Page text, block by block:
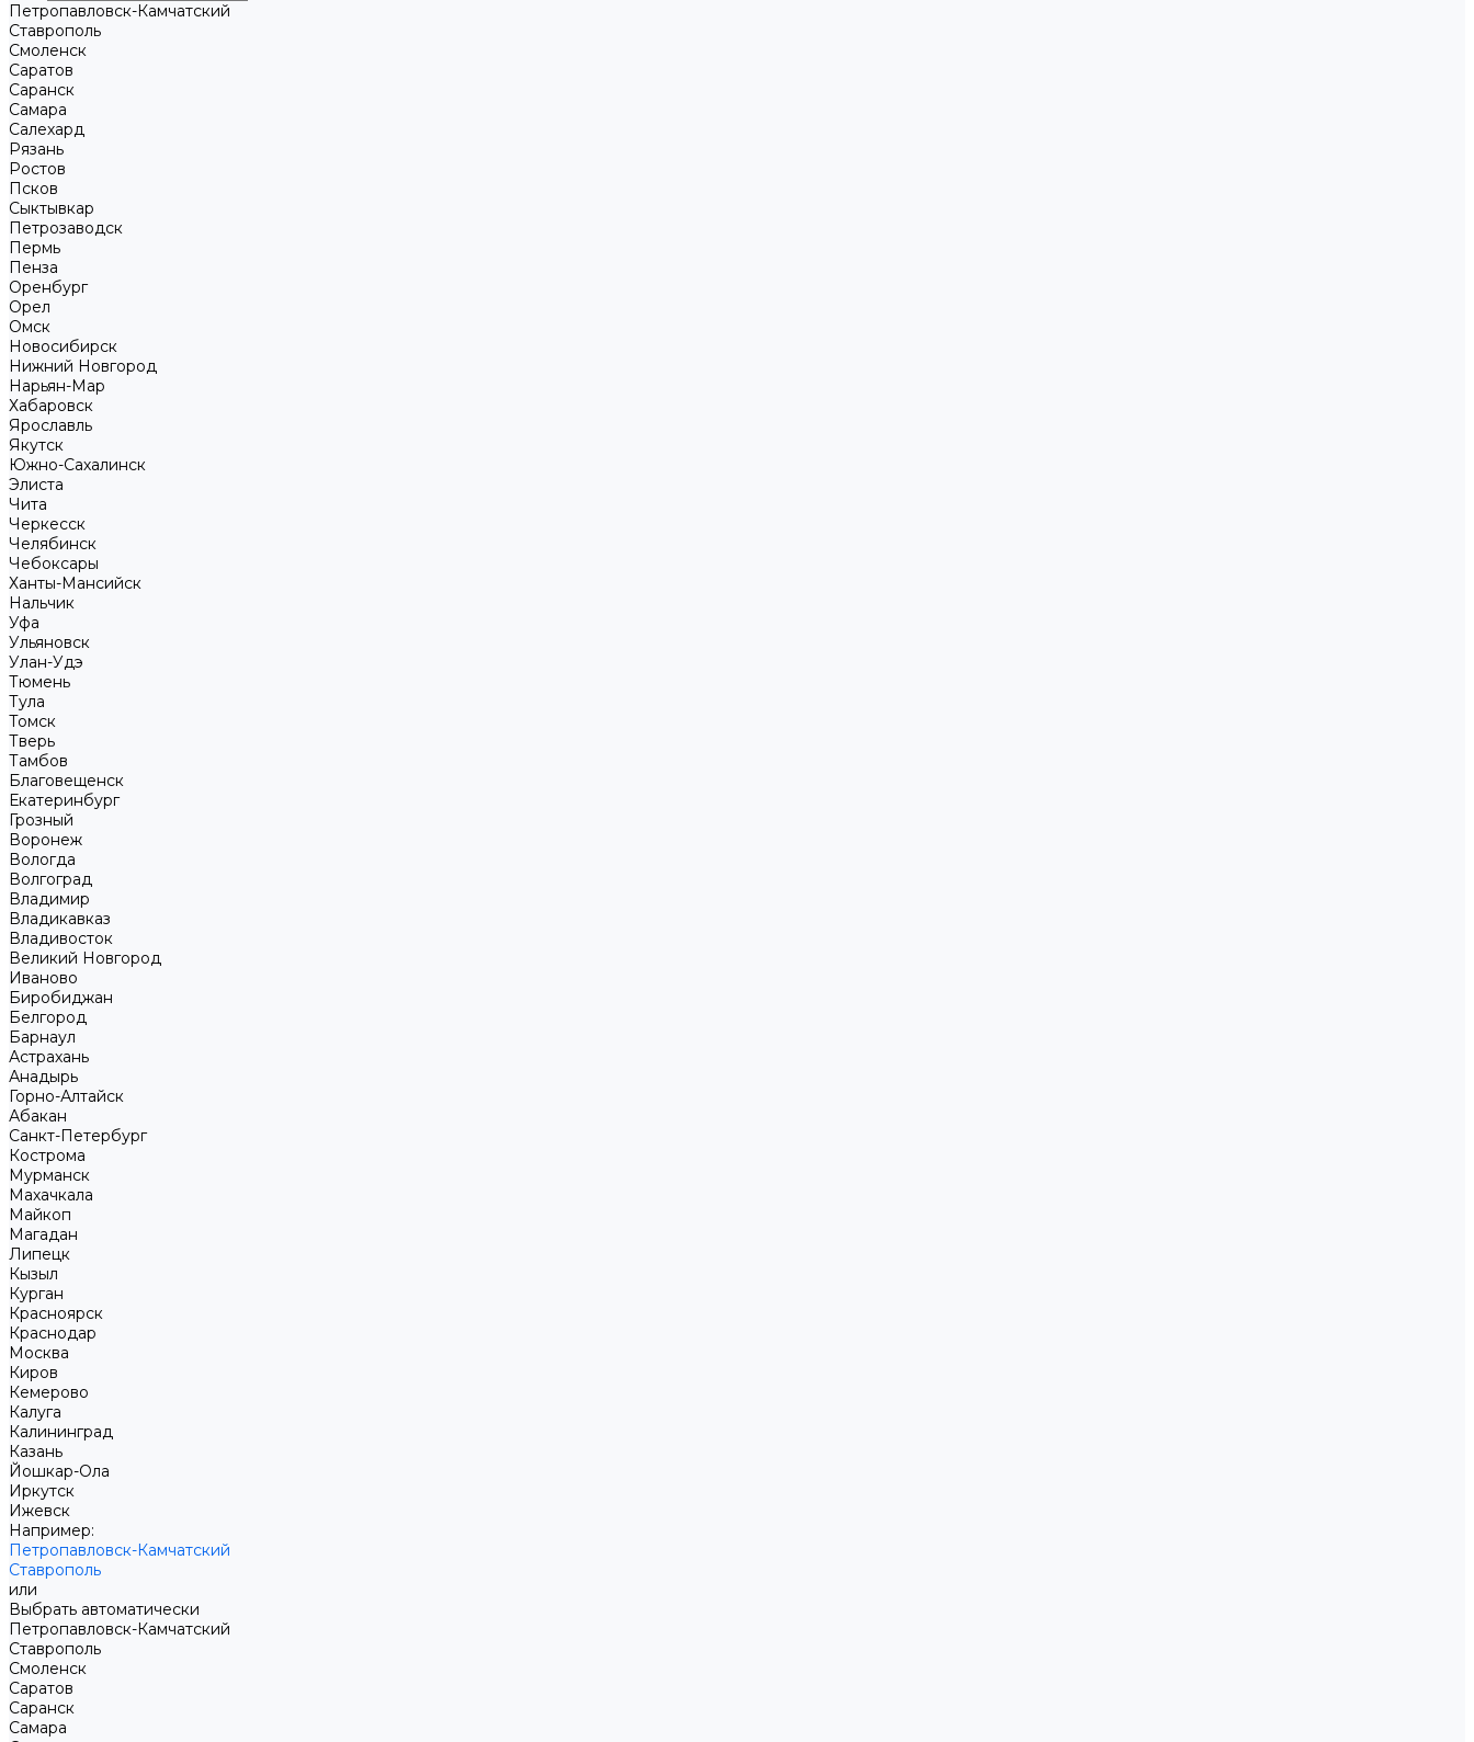
Петропавловск-Камчатский
Ставрополь
Смоленск
Саратов
Саранск
Самара
Салехард
Рязань
Ростов
Псков
Сыктывкар
Петрозаводск
Пермь
Пенза
Оренбург
Орел
Омск
Новосибирск
Нижний Новгород
Нарьян-Мар
Хабаровск
Ярославль
Якутск
Южно-Сахалинск
Элиста
Чита
Черкесск
Челябинск
Чебоксары
Ханты-Мансийск
Нальчик
Уфа
Ульяновск
Улан-Удэ
Тюмень
Тула
Томск
Тверь
Тамбов
Благовещенск
Екатеринбург
Грозный
Воронеж
Вологда
Волгоград
Владимир
Владикавказ
Владивосток
Великий Новгород
Иваново
Биробиджан
Белгород
Барнаул
Астрахань
Анадырь
Горно-Алтайск
Абакан
Санкт-Петербург
Кострома
Мурманск
Махачкала
Майкоп
Магадан
Липецк
Кызыл
Курган
Красноярск
Краснодар
Москва
Киров
Кемерово
Калуга
Калининград
Казань
Йошкар-Ола
Иркутск
Ижевск
Например:
Петропавловск-Камчатский
Ставрополь
или
Выбрать автоматически
Петропавловск-Камчатский
Ставрополь
Смоленск
Саратов
Саранск
Самара